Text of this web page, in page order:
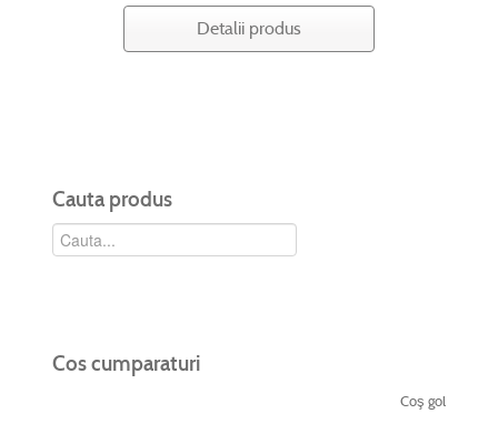
Detalii produs
Cauta produs
Cos cumparaturi
Coş gol